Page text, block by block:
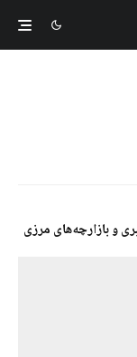
و بازارچه‌های مرزی